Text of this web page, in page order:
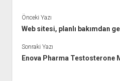
Önceki Yazı
Web sitesi, planlı bakımdan
Sonraki Yazı
Enova Pharma Testosterone